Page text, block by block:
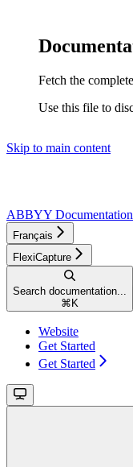
Fetch the
Use this file to
Skip to main content
ABBYY Documentation
Français
FlexiCapture
Search documentation...
⌘ K
Website
Get Started
Get Started